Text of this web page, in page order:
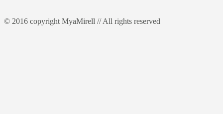
© 2016 copyright MyaMirell // All rights reserved